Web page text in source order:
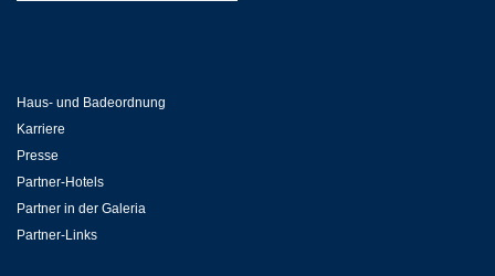
Haus- und Badeordnung
Karriere
Presse
Partner-Hotels
Partner in der Galeria
Partner-Links